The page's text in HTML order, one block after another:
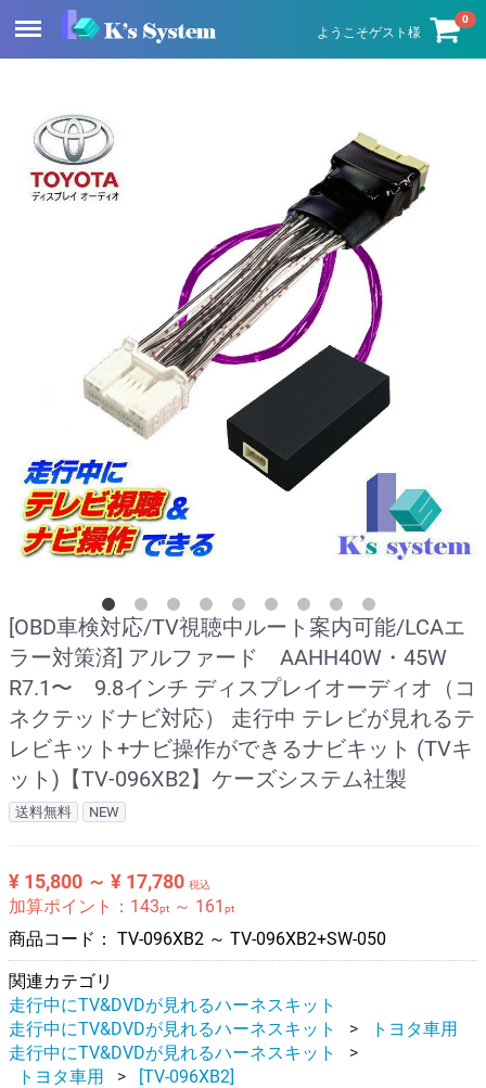
ようこそゲスト様
0
Menu
[OBD車検対応/TV視聴中ルート案内可能/LCAエ
ラー対策済] アルファード AAHH40W・45W
R7.1〜 9.8インチ ディスプレイオーディオ（コ
ネクテッドナビ対応） 走行中 テレビが見れるテ
レビキット+ナビ操作ができるナビキット (TVキ
ット)【TV-096XB2】ケーズシステム社製
送料無料 NEW
¥ 15,800 ～ ¥ 17,780 税込
加算ポイント： 143pt ～ 161 pt
商品コード： TV-096XB2 ～ TV-096XB2+SW-050
関連カテゴリ
走行中にTV&DVDが見れるハーネスキット
走行中にTV&DVDが見れるハーネスキット
トヨタ車用
走行中にTV&DVDが見れるハーネスキット
トヨタ車用
[TV-096XB2]